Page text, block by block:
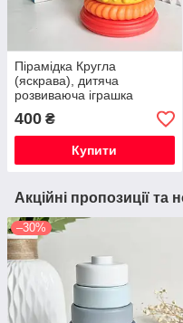
Пірамідка Кругла
(яскрава), дитяча
розвиваюча іграшка
сенсорна
400 ₴
Купити
Акційні пропозиції та
–30%